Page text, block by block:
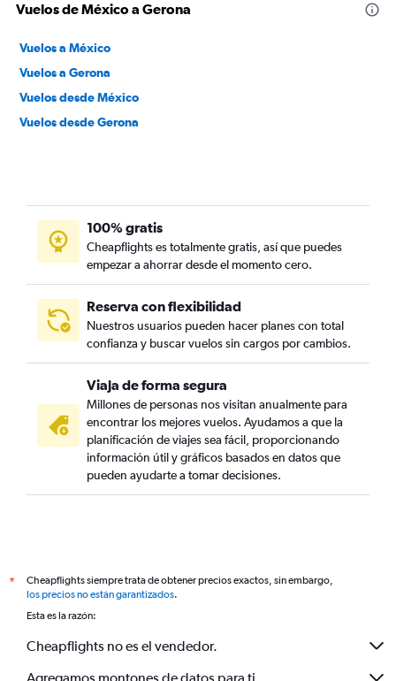
Vuelos de México a Gerona
Vuelos a México
Vuelos a Gerona
Vuelos desde México
Vuelos desde Gerona
100% gratis
Cheapflights es totalmente gratis, así que puedes
empezar a ahorrar desde el momento cero.
Reserva con flexibilidad
Nuestros usuarios pueden hacer planes con total
confianza y buscar vuelos sin cargos por cambios.
Viaja de forma segura
Millones de personas nos visitan anualmente para
encontrar los mejores vuelos. Ayudamos a que la
planificación de viajes sea fácil, proporcionando
información útil y gráficos basados en datos que
pueden ayudarte a tomar decisiones.
*
Cheapflights siempre trata de obtener precios exactos, sin embargo,
los precios no están garantizados.
Esta es la razón:
Cheapflights no es el vendedor.
Agregamos montones de datos para ti